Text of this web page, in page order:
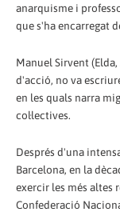
anarquisme i
que s'ha encarregat
Manuel Sirvent (Elda,
d'acció, no va
en les quals narra
col·lectives.
Després d'una
Barcelona, en la
exercir les més altes
Confederació